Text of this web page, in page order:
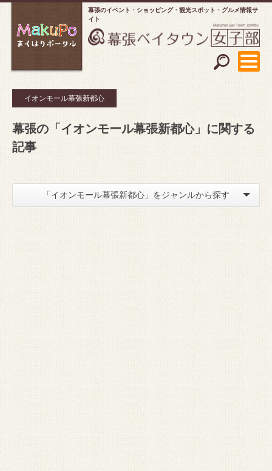
幕張のイベント・ショッピング
観光スポット・グルメ情報サ
イト
イオンモール幕張新都心
幕張の「イオンモール幕張新都心」に関する
記事
「イオンモール幕張新都心」をジャンルから探す